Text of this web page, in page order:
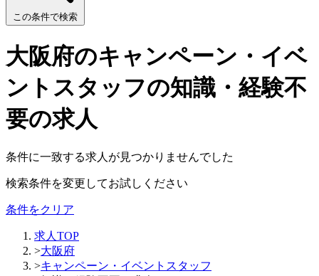
この条件で検索
大阪府のキャンペーン・イベ
ントスタッフの知識・経験不
要の求人
条件に一致する求人が見つかりませんでした
検索条件を変更してお試しください
条件をクリア
求人TOP
>大阪府
>キャンペーン・イベントスタッフ